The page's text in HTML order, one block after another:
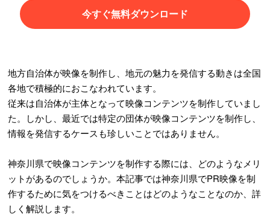
今すぐ無料ダウンロード
地方自治体が映像を制作し、地元の魅力を発信する動きは全国
各地で積極的におこなわれています。
従来は自治体が主体となって映像コンテンツを制作していまし
た。しかし、最近では特定の団体が映像コンテンツを制作し、
情報を発信するケースも珍しいことではありません。
神奈川県で映像コンテンツを制作する際には、どのようなメリ
ットがあるのでしょうか。本記事では神奈川県でPR映像を制
作するために気をつけるべきことはどのようなことなのか、詳
しく解説します。